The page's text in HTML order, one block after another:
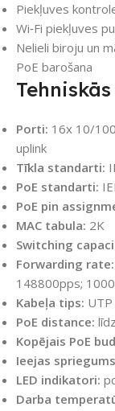
Piekļuves
Wi‑Fi piekļuves
Nelieli biroju un
PoE barošana
Porti: 16x 10/
uplink
Tīkla standarti:
PoE standarti:
PoE pin
MAC tabula: 2K
Switching
Forwarding rate:
148800pps;
Kabeļa tips:
PoE distance:
Kopējais PoE
Ieejas
LED indikatori:
Darba